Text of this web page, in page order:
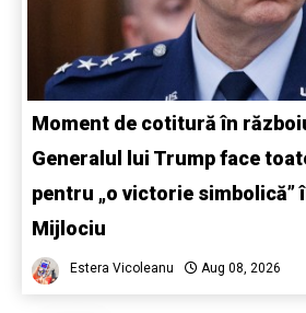
Moment de cotitură în
Generalul lui Trump face
pentru „o victorie simbolică”
Mijlociu
Estera Vicoleanu Aug 08, 2026